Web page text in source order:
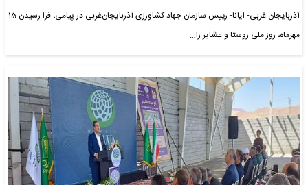
آذربایجان غربی- ایانا- رییس سازمان جهاد کشاورزی آذربایجان‌غربی در پیامی، فرا رسیدن ۱5
مهرماه، روز ملی روستا و عشایر را…